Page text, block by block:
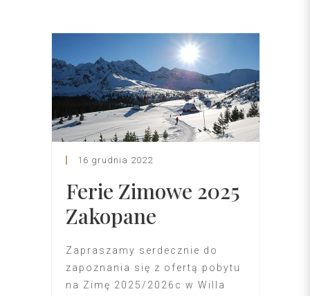
16 grudnia 2022
Ferie Zimowe 2025
Zakopane
Zapraszamy serdecznie do
zapoznania się z ofertą pobytu
na Zimę 2025/2026c w Willa